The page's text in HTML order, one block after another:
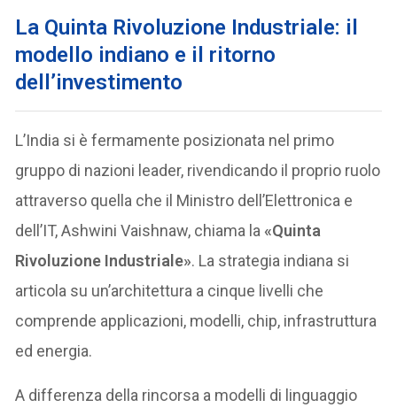
La Quinta Rivoluzione Industriale: il
modello indiano e il ritorno
dell’investimento
L’India si è fermamente posizionata nel primo
gruppo di nazioni leader, rivendicando il proprio ruolo
attraverso quella che il Ministro dell’Elettronica e
dell’IT, Ashwini Vaishnaw, chiama la «Quinta
Rivoluzione Industriale». La strategia indiana si
articola su un’architettura a cinque livelli che
comprende applicazioni, modelli, chip, infrastruttura
ed energia.
A differenza della rincorsa a modelli di linguaggio